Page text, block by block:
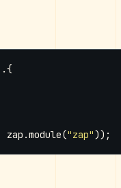
.{
zap .module("zap"));